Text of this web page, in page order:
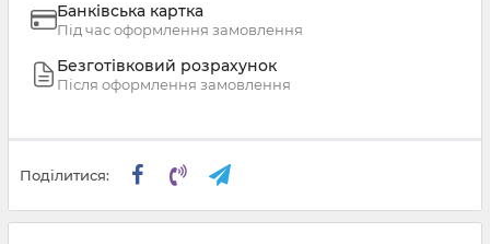
Банківська картка
Під час оформлення замовлення
Безготівковий розрахунок
Після оформлення замовлення
Поділитися: